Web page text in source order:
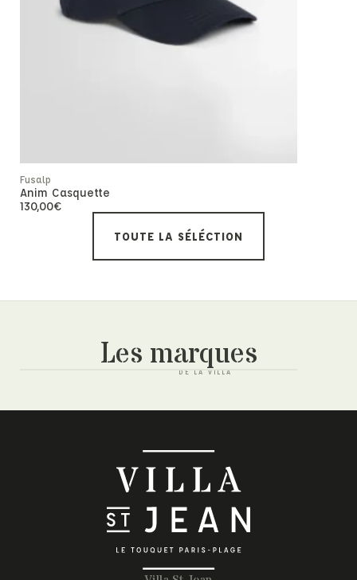
Fusalp
Anim Casquette
130,00€
TOUTE LA SÉLÉCTION
Les marques